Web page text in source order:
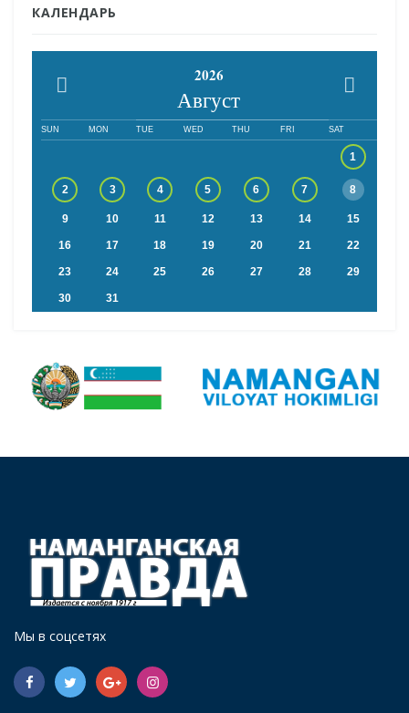
КАЛЕНДАРЬ
2026
Август
SUN MON TUE WED THU FRI SAT
1
2 3 4 5 6 7 8
9 10 11 12 13 14 15
16 17 18 19 20 21 22
23 24 25 26 27 28 29
30 31
Мы в соцсетях